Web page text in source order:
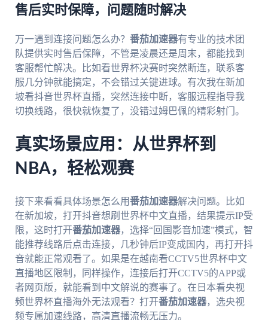
售后实时保障，问题随时解决
万一遇到连接问题怎么办？ 番茄加速器有专业的技术团
队提供实时售后保障，不管是凌晨还是周末，都能找到
客服帮忙解决。比如看世界杯决赛时突然断连，联系客
服几分钟就能搞定，不会错过关键进球。有次我在新加
坡看抖音世界杯直播，突然连接中断，客服远程指导我
切换线路，很快就恢复了，没错过姆巴佩的精彩射门。
真实场景应用：从世界杯到
NBA，轻松观赛
接下来看看具体场景怎么用番茄加速器解决问题。比如
在新加坡，打开抖音想刷世界杯中文直播，结果提示IP受
限，这时打开番茄加速器，选择“回国影音加速”模式，智
能推荐线路后点击连接，几秒钟后IP变成国内，再打开抖
音就能正常观看了。如果是在越南看CCTV5世界杯中文
直播地区限制，同样操作，连接后打开CCTV5的APP或
者网页版，就能看到中文解说的赛事了。在日本看央视
频世界杯直播海外无法观看？打开番茄加速器，选央视
频专属加速线路，高清直播流畅无压力。